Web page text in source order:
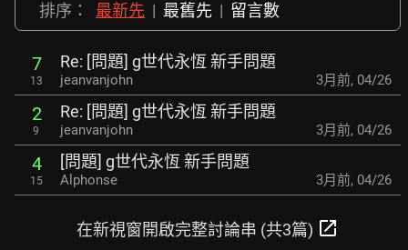
排序： 最新先 | 最舊先 | 留言數
7
13
Re: [問題] g世代永恆 新手問題
jeanvanjohn 3月前, 04/26
2
9
Re: [問題] g世代永恆 新手問題
jeanvanjohn 3月前, 04/26
4
15
[問題] g世代永恆 新手問題
Alphonse 3月前, 04/26
在新視窗開啟完整討論串 (共3篇) open_in_new